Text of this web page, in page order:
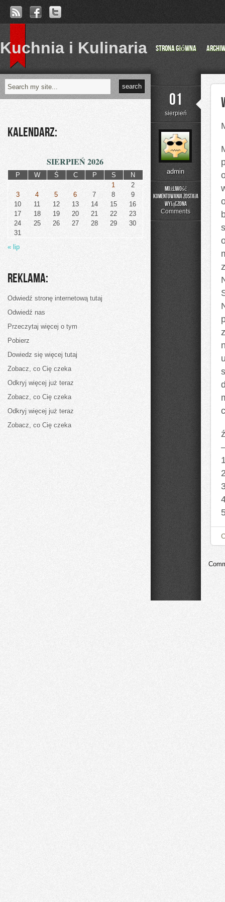
Kuchnia i Kulinaria Strona główna
01
sierpień
admin
Możliwość
komentowania
Wnętrze
oraz
została
wyłączona
Comments
Kalendarz:
SIERPIEŃ 2026
P W Ś C P S
N
1
2
3
4 5 6 7 8
9
10
11 12 13 14 15
16
17
18 19 20 21 22
23
24
25 26 27 28 29
30
31
« lip
Reklama:
Odwiedź stronę internetową tutaj
Odwiedź nas
Przeczytaj więcej o tym
Pobierz
Dowiedz się więcej tutaj
Zobacz, co Cię czeka
Odkryj więcej już teraz
Zobacz, co Cię czeka
Odkryj więcej już teraz
Zobacz, co Cię czeka